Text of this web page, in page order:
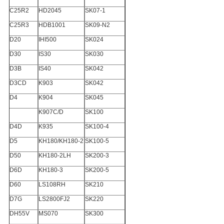
C25R2 HD2045 SK07-1
C25R3 HDB1001 SK09-N2
D20 IHI500 SK024
D30 IS30 SK030
D3B IS40 SK042
D3CD K903 SK042
D4 K904 SK045
K907C/D SK100
D4D K935 SK100-4
D5 KH180/KH180-2 SK100-5
D50 KH180-2LH SK200-3
D6D KH180-3 SK200-5
D60 LS108RH SK210
D7G LS2800FJ2 SK220
DH55V MS070 SK300